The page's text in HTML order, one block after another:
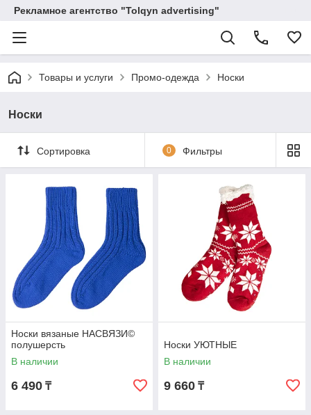
Рекламное агентство "Tolqyn advertising"
Товары и услуги Промо-одежда Носки
Носки
Сортировка 0 Фильтры
Носки вязаные НАСВЯЗИ©
полушерсть
В наличии
6 490 ₸
Носки УЮТНЫЕ
В наличии
9 660 ₸